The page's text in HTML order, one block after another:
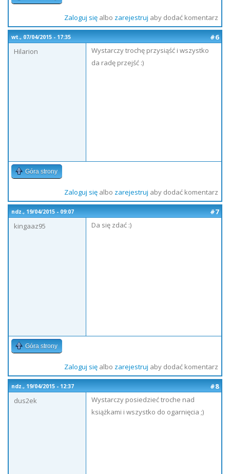
Zaloguj sięalbo zarejestruj aby dodać komentarz
wt., 07/04/2015 - 17:35
#6
Hilarion
Wystarczy trochę przysiąść i wszystko
da radę przejść :)
Góra strony
Zaloguj sięalbo zarejestruj aby dodać komentarz
ndz., 19/04/2015 - 09:07
#7
kingaaz95
Da się zdać :)
Góra strony
Zaloguj sięalbo zarejestruj aby dodać komentarz
ndz., 19/04/2015 - 12:37
#8
dus2ek
Wystarczy posiedzieć troche nad
książkami i wszystko do ogarnięcia ;)